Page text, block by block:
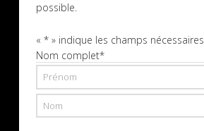
possible.
« *» indique les champs nécessaires
Nom complet*
Prénom